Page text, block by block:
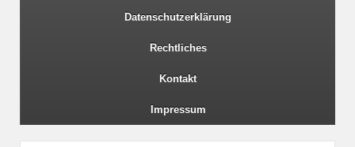
Datenschutzerklärung
Rechtliches
Kontakt
Impressum